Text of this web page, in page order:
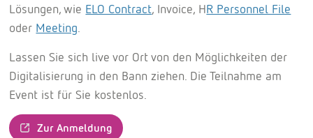
Lösungen, wie ELO Contract, Invoice, HR Personnel File
oder Meeting
Lassen Sie sich live vor Ort von den Möglichkeiten der
Digitalisierung in den Bann ziehen. Die Teilnahme am
Event ist für Sie kostenlos.
Zur Anmeldung